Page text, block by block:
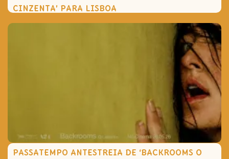
CINZENTA’ PARA LISBOA
PASSATEMPO ANTESTREIA DE ‘BACKROOMS O